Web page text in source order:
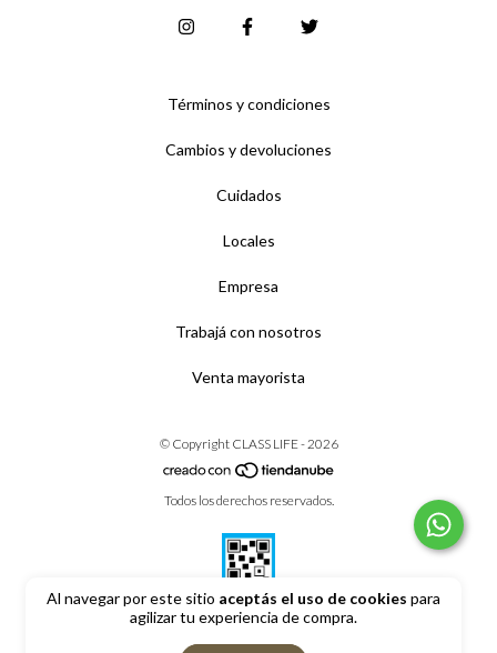
Al navegar por este sitio aceptás el uso de cookies para
agilizar tu experiencia de compra.
Términos y condiciones
Cambios y devoluciones
Cuidados
Locales
Empresa
Trabajá con nosotros
Venta mayorista
© Copyright CLASS LIFE - 2026
Todos los derechos reservados.
Defensa de las y los consumidores. Para reclamos